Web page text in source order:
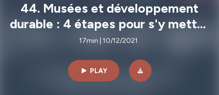
44. Musées et développement
durable : 4 étapes pour s'y mettre
vraiment
17min | 10/12/2021
PLAY